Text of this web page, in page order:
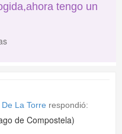
tengo un
La Torre respondió:
de Compostela)